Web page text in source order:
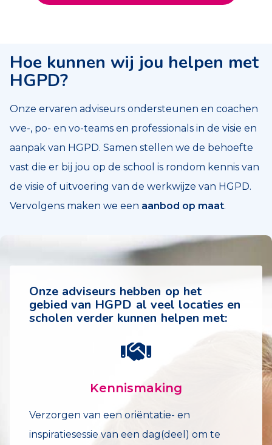
Hoe kunnen wij jou helpen met
HGPD?
Onze ervaren adviseurs ondersteunen en coachen
vve-, po- en vo-teams en professionals in de visie en
aanpak van HGPD. Samen stellen we de behoefte
vast die er bij jou op de school is rondom kennis van
de visie of uitvoering van de werkwijze van HGPD.
Vervolgens maken we een aanbod op maat.
Onze adviseurs hebben op het
gebied van HGPD al veel locaties en
scholen verder kunnen helpen met:
Kennismaking
Verzorgen van een oriëntatie- en
inspiratiesessie van een dag(deel) om te